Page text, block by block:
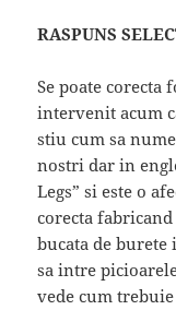
RASPUNS
Se poate
intervenit acum
stiu cum sa
nostri dar in
Legs” si este o
corecta
bucata de burete
sa intre
vede cum